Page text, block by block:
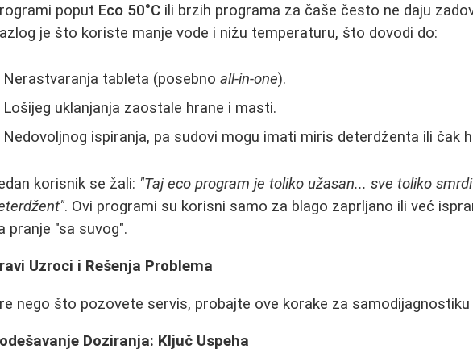
poput Eco 50°C ili brzih programa za čaše često ne daju
je što koriste manje vode i nižu temperaturu, što dovodi do:
Nerastvaranja tableta (posebnoall-in-one).
Lošijeg uklanjanja zaostale hrane i masti.
Nedovoljnog ispiranja, pa sudovi mogu imati miris deterdženta ili čak
korisnik se žali: "Taj eco program je toliko užasan... sve toliko
. Ovi programi su korisni samo za blago zaprljano ili već
pranje "sa suvog".
Uzroci i Rešenja Problema
nego što pozovete servis, probajte ove korake za samodijagnostiku
Doziranja: Ključ Uspeha